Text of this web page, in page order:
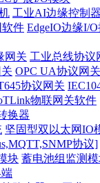
工业AI边缘控制器
件 EdgeIO边缘I/
网关 工业总线协议
OPC UA协议网关
协议网关
物联网关软件
换器
坚固型双以太网IO
协议]
块 蓄电池组监测